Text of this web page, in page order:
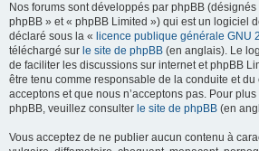
Nos forums sont développés par phpBB
phpBB » et « phpBB Limited ») qui est un logiciel
déclaré sous la « licence publique générale GNU
téléchargé sur le site de phpBB (en anglais). Le
de faciliter les discussions sur internet et phpBB
être tenu comme responsable de la conduite et
acceptons et que nous n’acceptons pas. Pour
phpBB, veuillez consulter le site de phpBB (en
Vous acceptez de ne publier aucun contenu à